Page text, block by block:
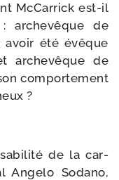
McCarrick est-​il
arche­vêque de
avoir été évêque
arche­vêque de
com­por­te­ment
?
de la car­
Angelo Sodano,